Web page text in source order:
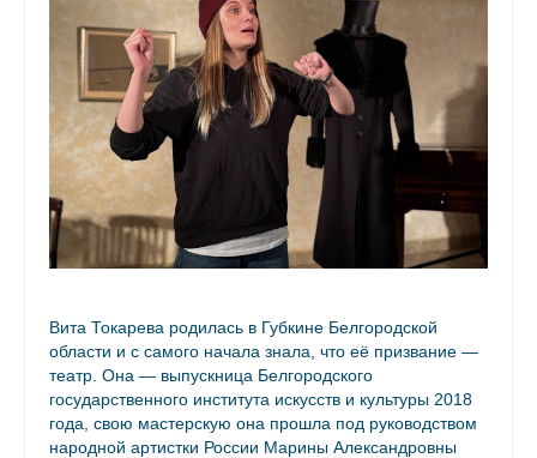
Вита Токарева родилась в Губкине Белгородской
области и с самого начала знала, что её призвание —
театр. Она — выпускница Белгородского
государственного института искусств и культуры 2018
года, свою мастерскую она прошла под руководством
народной артистки России Марины Александровны